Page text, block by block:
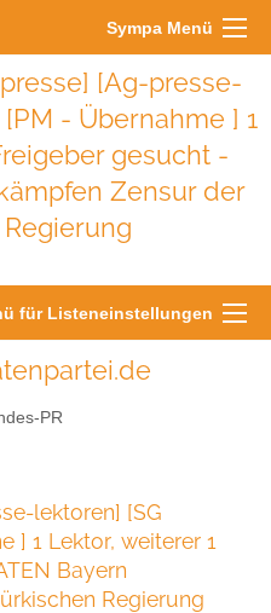
Sympa Menü
[Ag-presse-
- Übernahme ] 1
gesucht -
Zensur der
für Listeneinstellungen
PR
lektoren] [SG
] 1 Lektor, weiterer 1
Bayern
Regierung